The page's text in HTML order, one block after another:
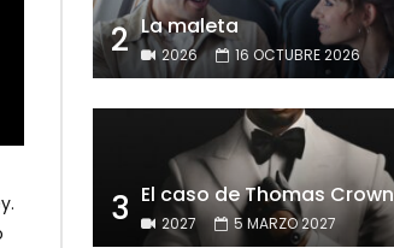
2 La maleta
2026 16 OCTUBRE 2026
3 El caso de Thomas Crown
2027 5 MARZO 2027